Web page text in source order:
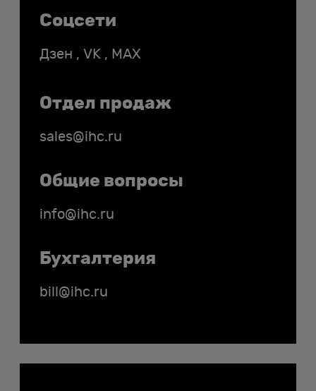
Соцсети
Дзен , VK , MAX
Отдел продаж
sales@ihc.ru
Общие вопросы
info@ihc.ru
Бухгалтерия
bill@ihc.ru